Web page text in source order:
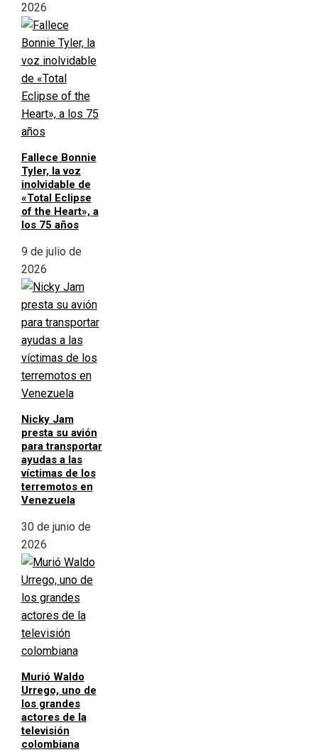
2026
Fallece Bonnie
Tyler, la voz
inolvidable de
«Total Eclipse
of the Heart», a
los 75 años
9 de julio de
2026
Nicky Jam
presta su avión
para transportar
ayudas a las
víctimas de los
terremotos en
Venezuela
30 de junio de
2026
Murió Waldo
Urrego, uno de
los grandes
actores de la
televisión
colombiana